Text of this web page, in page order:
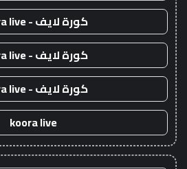
كورة لايف - koora live
كورة لايف - koora live
كورة لايف - koora live
koora live